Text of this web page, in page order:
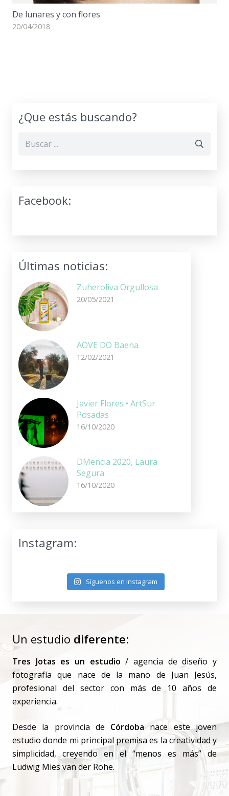
De lunares y con flores
20/04/2018
¿Que estás buscando?
Facebook:
Últimas noticias:
Zuheroliva Orgullosa
20/05/2021
AOVE DO Baena
12/02/2021
Javier Flores • ArtSur
Posadas
16/10/2020
DMencia 2020, Laura
Segura
16/10/2020
Instagram:
Síguenos en Instagram
Un estudio diferente:
Tres Jotas es un estudio/ agencia de diseño y
fotografía que nace de la mano de Juan Jesús,
profesional del sector con más de 10 años de
experiencia.
Desde la provincia de Córdobanace este joven
estudio donde mi principal premisa es la creatividad y
simplicidad, creyendo en el “menos es más” de
Ludwig Mies van der Rohe.